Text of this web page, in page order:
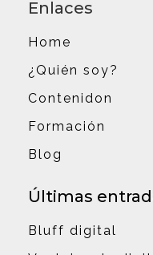
Enlaces
Home
¿Quién soy?
Contenidon
Formación
Blog
Últimas
Bluff digital